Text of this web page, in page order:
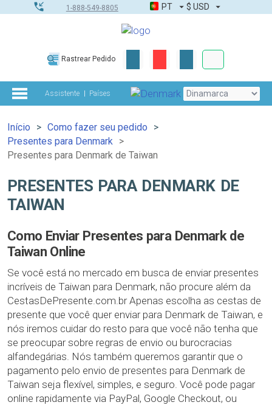
1-888-549-8805 PT $ USD
Rastrear Pedido
Assistente Países
Início
Como fazer seu pedido
Presentes para Denmark
Presentes para Denmark de Taiwan
PRESENTES PARA DENMARK DE
TAIWAN
Como Enviar Presentes para Denmark de
Taiwan Online
Se você está no mercado em busca de enviar presentes
incríveis de Taiwan para Denmark, não procure além da
CestasDePresente.com.br Apenas escolha as cestas de
presente que você quer enviar para Denmark de Taiwan, e
nós iremos cuidar do resto para que você não tenha que
se preocupar sobre regras de envio ou burocracias
alfandegárias. Nós também queremos garantir que o
pagamento pelo envio de presentes para Denmark de
Taiwan seja flexível, simples, e seguro. Você pode pagar
online rapidamente via PayPal, Google Checkout, ou